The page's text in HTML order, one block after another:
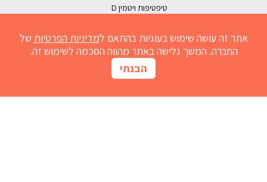
אתר זה עושה שימוש בעוגיות בהתאם למדיניות הפרטיות של
החברה. המשך גלישה באתר מהווה הסכמה לשימוש זה.
הבנתי
טיפטיפות ויטמין D